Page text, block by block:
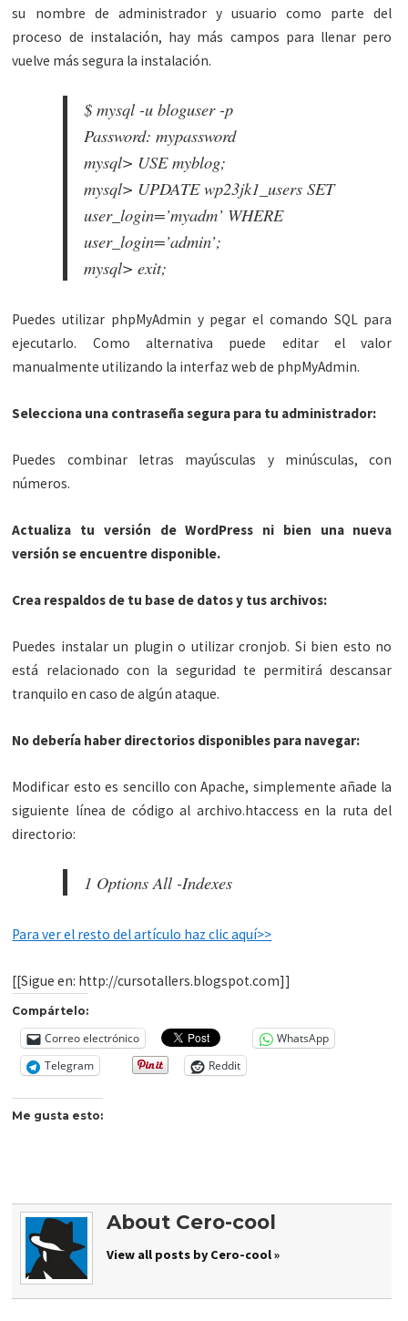
su nombre de administrador y usuario como parte del
proceso de instalación, hay más campos para llenar pero
vuelve más segura la instalación.
$ mysql -u bloguser -p
Password: mypassword
mysql> USE myblog;
mysql> UPDATE wp23jk1_users SET
user_login=’myadm’ WHERE
user_login=’admin’;
mysql> exit;
Puedes utilizar phpMyAdmin y pegar el comando SQL para
ejecutarlo. Como alternativa puede editar el valor
manualmente utilizando la interfaz web de phpMyAdmin.
Selecciona una contraseña segura para tu administrador:
Puedes combinar letras mayúsculas y minúsculas, con
números.
Actualiza tu versión de WordPress ni bien una nueva
versión se encuentre disponible.
Crea respaldos de tu base de datos y tus archivos:
Puedes instalar un plugin o utilizar cronjob. Si bien esto no
está relacionado con la seguridad te permitirá descansar
tranquilo en caso de algún ataque.
No debería haber directorios disponibles para navegar:
Modificar esto es sencillo con Apache, simplemente añade la
siguiente línea de código al archivo.htaccess en la ruta del
directorio:
1 Options All -Indexes
Para ver el resto del artículo haz clic aquí>>
[[Sigue en: http://cursotallers.blogspot.com]]
Compártelo:
Correo electrónico
WhatsApp
Telegram
Reddit
Me gusta esto:
About Cero-cool
View all posts by Cero-cool »